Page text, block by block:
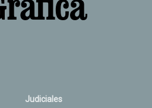
Judiciales